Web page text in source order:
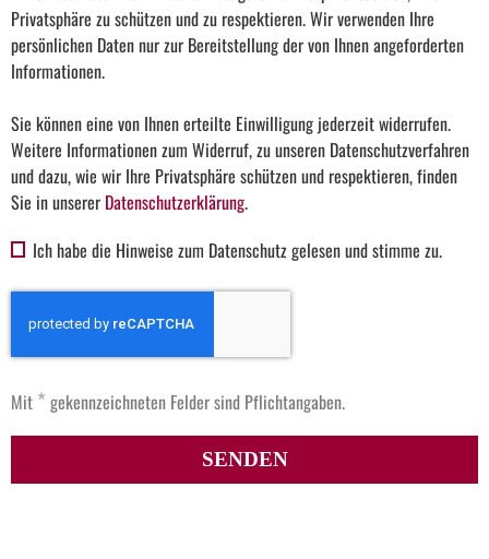
Privatsphäre zu schützen und zu respektieren. Wir verwenden Ihre
persönlichen Daten nur zur Bereitstellung der von Ihnen angeforderten
Informationen.
Sie können eine von Ihnen erteilte Einwilligung jederzeit widerrufen.
Weitere Informationen zum Widerruf, zu unseren Datenschutzverfahren
und dazu, wie wir Ihre Privatsphäre schützen und respektieren, finden
Sie in unserer Datenschutzerklärung.
Ich habe die Hinweise zum Datenschutz gelesen und stimme zu.
Mit * gekennzeichneten Felder sind Pflichtangaben.
SENDEN